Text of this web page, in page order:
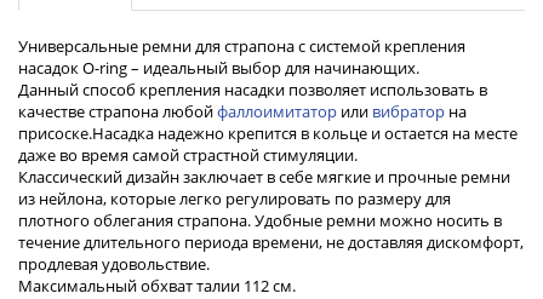
Универсальные ремни для страпона с системой крепления
насадок O-ring – идеальный выбор для начинающих.
Данный способ крепления насадки позволяет использовать в
качестве страпона любойфаллоимитатор или вибратор на
присоске.Насадка надежно крепится в кольце и остается на месте
даже во время самой страстной стимуляции.
Классический дизайн заключает в себе мягкие и прочные ремни
из нейлона, которые легко регулировать по размеру для
плотного облегания страпона. Удобные ремни можно носить в
течение длительного периода времени, не доставляя дискомфорт,
продлевая удовольствие.
Максимальный обхват талии 112 см.